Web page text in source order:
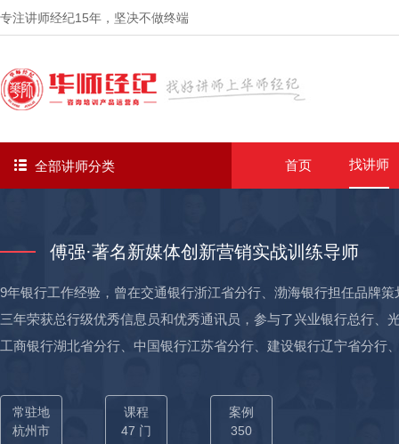
专注讲师经纪15年 ，坚决不做终端
全部讲师分类 首页 找讲师
傅强·著名新媒体创新营销实战训练导师
9年银行工作经验，曾在交通银行浙江省分行、渤海银行担任品牌
三年荣获总行级优秀信息员和优秀通讯员，参与了兴业银行总行、
工商银行湖北省分行、中国银行江苏省分行、建设银行辽宁省分行
各地多家商学院总裁班机构上过近500场总裁班课程，返聘率达
网商业模式与全景营销系统课程深受学员喜爱和推崇。通过总裁
常驻地
杭州市
课程
47 门
案例
350